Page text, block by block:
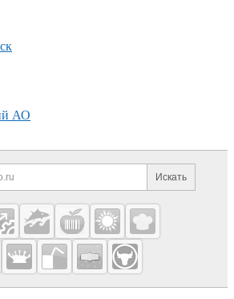
АО
информация
Поиск по сайту и
Искать
полезные проекты
—